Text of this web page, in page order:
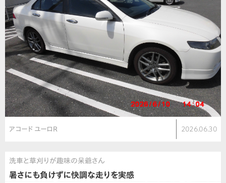
アコード ユーロR 2026.06.30
洗車と草刈りが趣味の呆爺さん
暑さにも負けずに快調な走りを実感